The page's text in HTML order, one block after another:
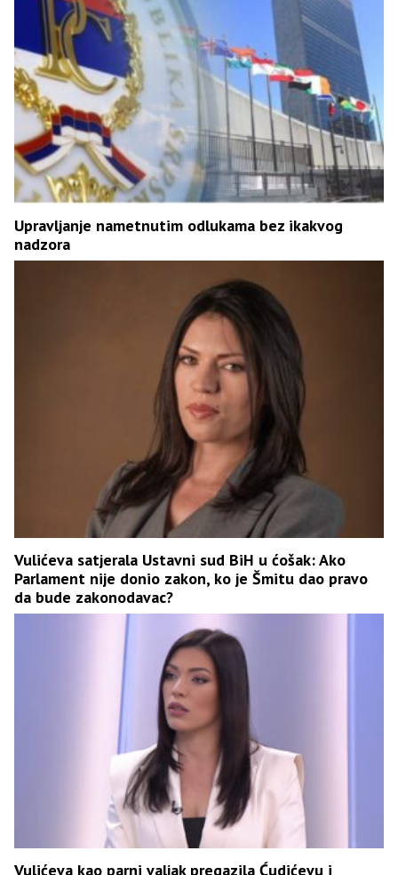
Upravljanje nametnutim odlukama bez ikakvog
nadzora
Vulićeva satjerala Ustavni sud BiH u ćošak: Ako
Parlament nije donio zakon, ko je Šmitu dao pravo
da bude zakonodavac?
Vulićeva kao parni valjak pregazila Ćudićevu i